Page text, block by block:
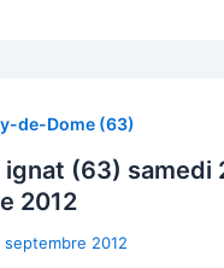
de-Dome (63)
ignat (63) samedi
2012
septembre 2012